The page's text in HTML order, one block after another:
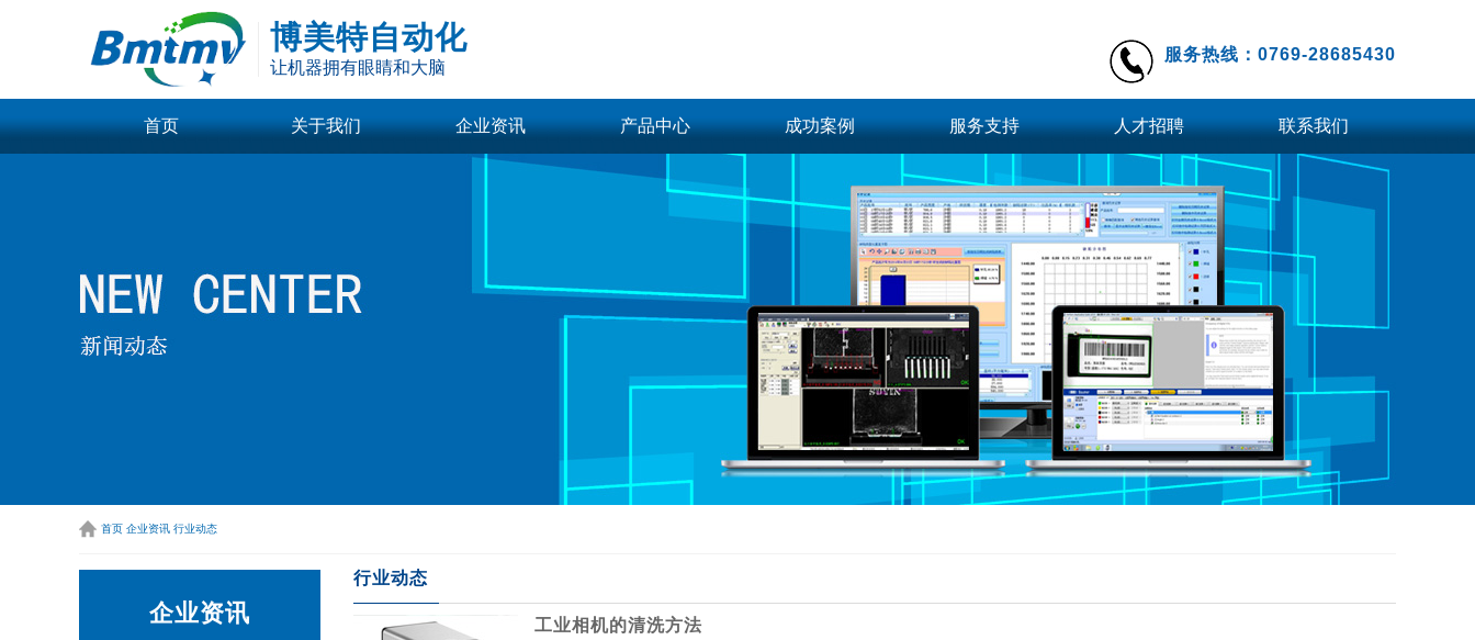
博美特自动化
让机器拥有眼睛和大脑
服务热线：0769-28685430
首页 关于我们 企业资讯 产品中心
光源控制器
更多
BMT相机
BASLER相机
Vieworks相机
DALSA线阵相机
更多
工业镜头
远心镜头
定焦镜头
更多
单口千兆图像采集卡
滤光镜
光学实验平台
延长管
视觉系统及软件
图像处理标准软件
3D测量传感器
更多
柔性上料系统
柔性振动盘BMT-F200
柔性振动盘BMT-F120
柔性振动盘BMT-F300
柔性振动盘BMT-F400
成功案例
3D案例
视频案例
服务支持
文档下载
人才招聘 联系我们
首页 企业资讯 行业动态
企业资讯
行业动态
工业相机的清洗方法